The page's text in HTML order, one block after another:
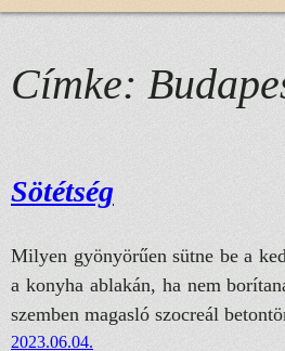
Címke:
Sötétség
Milyen gyönyörűen sütne be a
a konyha ablakán, ha nem
szemben magasló szocreál
2023.06.04.